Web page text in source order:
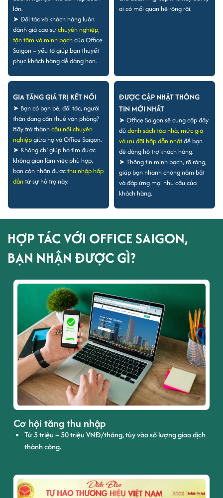
lớn.
➤ Đối tác và khách hàng luôn
đánh giá cao sựchuyên nghiệp,
tận tâm và minh bạchcủa Office
Saigon – yếu tố giúp bạn thuyết
phục khách hàng dễ dàng hơn.
ai có mối quan hệ rộng rãi.
GIA TĂNG GIÁ TRỊ KẾT NỐI
➤ Bạn có bạn bè, đối tác, người
thân đang cần thuê văn phòng?
Hãy trở thànhcầu nối chuyên
nghiệpgiữa họ và Office Saigon.
➤ Không chỉ giúp họ tìm được
không gian làm việc phù hợp,
bạn còn nhận đượcthu nhập hấp
dẫntừ sự hỗ trợ này.
ĐƯỢC CẬP NHẬT THÔNG
TIN MỚI NHẤT
➤ Office Saigon sẽ cung cấp đầy
đủ danh sách tòa nhà, mức giá
và ưu đãi hấp dẫn nhấtđể bạn
dễ dàng hỗ trợ khách hàng.
➤ Thông tin minh bạch, rõ ràng,
giúp bạn nhanh chóng nắm bắt
và đáp ứng mọi nhu cầu của
khách hàng.
HỢP TÁC VỚI OFFICE SAIGON,
BẠN NHẬN ĐƯỢC GÌ?
Cơ hội tăng thu nhập
Từ 5 triệu – 50 triệu VNĐ/tháng, tùy vào số lượng giao dịch
thành công.